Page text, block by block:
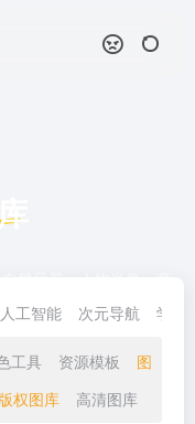
无需支付费用或注明归
人工智能 次元导航 学习
工具 资源模板
图库资
权图库 高清图库